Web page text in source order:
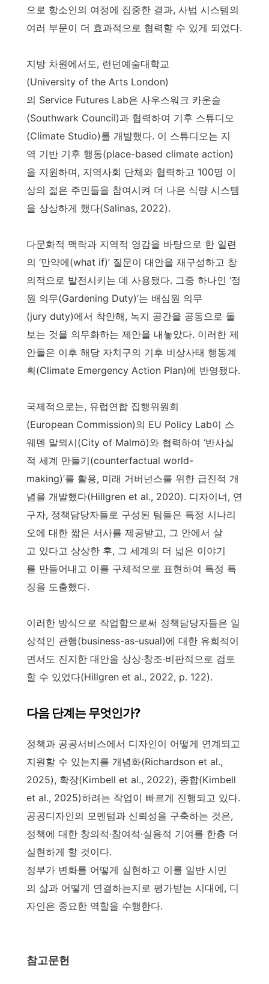
으로 항소인의 여정에 집중한 결과, 사법 시스템의
여러 부문이 더 효과적으로 협력할 수 있게 되었다.
지방 차원에서도, 런던예술대학교
(University of the Arts London)
의 Service Futures Lab은 사우스워크 카운슬
(Southwark Council)과 협력하여 기후 스튜디오
(Climate Studio)를 개발했다. 이 스튜디오는 지
역 기반 기후 행동(place-based climate action)
을 지원하며, 지역사회 단체와 협력하고 100명 이
상의 젊은 주민들을 참여시켜 더 나은 식량 시스템
을 상상하게 했다(Salinas, 2022).
다문화적 맥락과 지역적 영감을 바탕으로 한 일련
의 ‘만약에(what if)’ 질문이 대안을 재구성하고 창
의적으로 발전시키는 데 사용됐다. 그중 하나인 ‘정
원 의무(Gardening Duty)’는 배심원 의무
(jury duty)에서 착안해, 녹지 공간을 공동으로 돌
보는 것을 의무화하는 제안을 내놓았다. 이러한 제
안들은 이후 해당 자치구의 기후 비상사태 행동계
획(Climate Emergency Action Plan)에 반영됐다.
국제적으로는, 유럽연합 집행위원회
(European Commission)의 EU Policy Lab이 스
웨덴 말뫼시(City of Malmö)와 협력하여 ‘반사실
적 세계 만들기(counterfactual world-
making)’를 활용, 미래 거버넌스를 위한 급진적 개
념을 개발했다(Hillgren et al., 2020). 디자이너, 연
구자, 정책담당자들로 구성된 팀들은 특정 시나리
오에 대한 짧은 서사를 제공받고, 그 안에서 살
고 있다고 상상한 후, 그 세계의 더 넓은 이야기
를 만들어내고 이를 구체적으로 표현하여 특정 특
징을 도출했다.
이러한 방식으로 작업함으로써 정책담당자들은 일
상적인 관행(business-as-usual)에 대한 유희적이
면서도 진지한 대안을 상상·창조·비판적으로 검토
할 수 있었다(Hillgren et al., 2022, p. 122).
다음 단계는 무엇인가?
정책과 공공서비스에서 디자인이 어떻게 연계되고
지원할 수 있는지를 개념화(Richardson et al.,
2025), 확장(Kimbell et al., 2022), 종합(Kimbell
et al., 2025)하려는 작업이 빠르게 진행되고 있다.
공공디자인의 모멘텀과 신뢰성을 구축하는 것은,
정책에 대한 창의적·참여적·실용적 기여를 한층 더
실현하게 할 것이다.
정부가 변화를 어떻게 실현하고 이를 일반 시민
의 삶과 어떻게 연결하는지로 평가받는 시대에, 디
자인은 중요한 역할을 수행한다.
참고문헌